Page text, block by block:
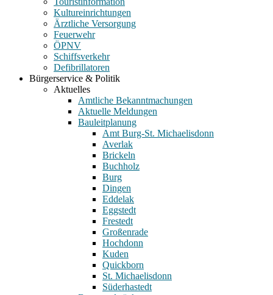
Kultureinrichtungen
Ärztliche Versorgung
Feuerwehr
ÖPNV
Schiffsverkehr
Defibrillatoren
Bürgerservice & Politik
Aktuelles
Amtliche Bekanntmachungen
Aktuelle Meldungen
Bauleitplanung
Amt Burg-St. Michaelisdonn
Averlak
Brickeln
Buchholz
Burg
Dingen
Eddelak
Eggstedt
Frestedt
Großenrade
Hochdonn
Kuden
Quickborn
St. Michaelisdonn
Süderhastedt